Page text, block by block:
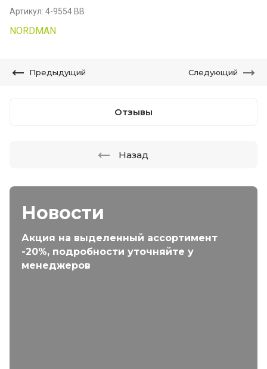
Новости
Акция на выделенный ассортимент
-20%, подробности уточняйте у
менеджеров
Артикул: 4-9554 ВВ
NORDMAN
Предыдущий Следующий
Отзывы
Назад